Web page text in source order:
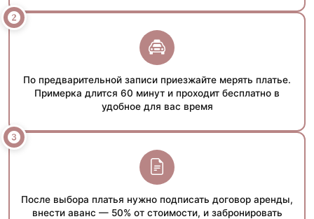
По предварительной записи приезжайте мерять платье.
Примерка длится 60 минут и проходит бесплатно в
удобное для вас время
После выбора платья нужно подписать договор аренды,
внести аванс — 50% от стоимости, и забронировать